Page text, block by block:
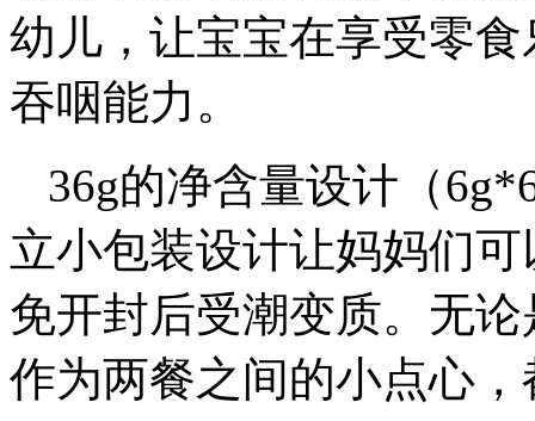
幼儿，让宝宝在享受零
吞咽能力。
36g的净含量设计（
立小包装设计让妈妈们
免开封后受潮变质。无
作为两餐之间的小点心